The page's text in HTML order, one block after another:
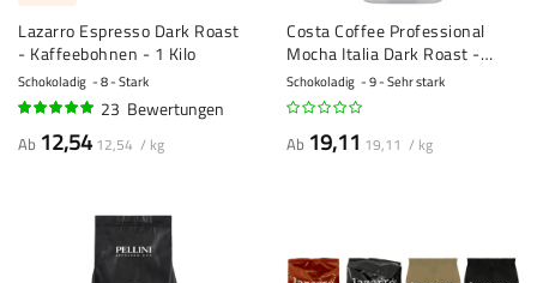
Lazarro Espresso Dark Roast
- Kaffeebohnen - 1 Kilo
Schokoladig 8 - Stark
23 Bewertungen
Ab 12,54 12,54 / kg
Costa Coffee Professional
Mocha Italia Dark Roast -
Kaffeebohnen - 1 Kilo
Schokoladig 9 - Sehr stark
Ab 19,11 19,11 / kg